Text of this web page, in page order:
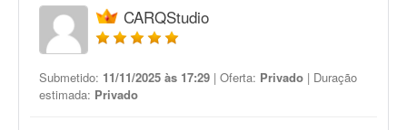
CARQStudio
Submetido: 11/11/2025 às 17:29 | Oferta: Privado | Duração
estimada: Privado